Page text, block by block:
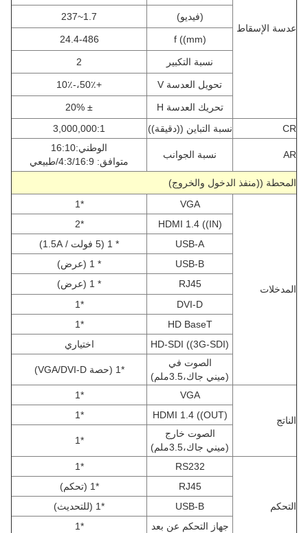
عدسة الإسقاط
(فيديو) 1.7~237
f ((mm)
24.4-486
نسبة التكبير 2
تحويل العدسة V +50٪،-10٪
تحريك العدسة H
± 20%
CR
نسبة التباين ((دقيقة)) 3,000,000:1
AR نسبة الجوانب
الوطني:16:10
متوافق: 4:3/16:9/طبيعي
المحطة ((منفذ الدخول والخروج)
المدخلات
VGA
*1
HDMI 1.4 ((IN)
*2
USB-A
* 1 (5 فولت / 1.5A)
USB-B
* 1 (عرض)
RJ45
* 1 (عرض)
DVI-D
*1
HD BaseT
*1
HD-SDI ((3G-SDI)
اختياري
الصوت في
(ميني جاك،3.5ملم)
*1 (حصة VGA/DVI-D)
الناتج
VGA
*1
HDMI 1.4 ((OUT)
*1
الصوت خارج
(ميني جاك،3.5ملم)
*1
التحكم
RS232
*1
RJ45
*1 (تحكم)
USB-B
*1 (للتحديث)
جهاز التحكم عن بعد
*1